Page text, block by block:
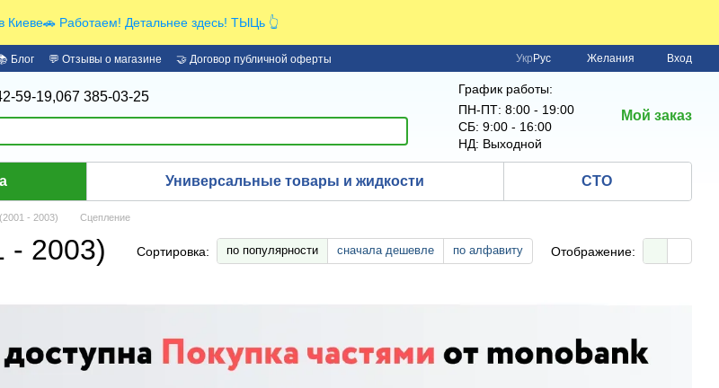
Работаем! Детальнее здесь! ТЫЦь 👆
Блог 💬 Отзывы о магазине
🤝 Договор публичной оферты
Укр Рус Желания Вход
59-19,067 385-03-25
График работы:
ПН-ПТ: 8:00 - 19:00
СБ: 9:00 - 16:00
НД: Выходной
Мой заказ
Универсальные товары и жидкости СТО
- 2003) Сцепление
- 2003) Сортировка: по популярности сначала дешевле по алфавиту Отображение: